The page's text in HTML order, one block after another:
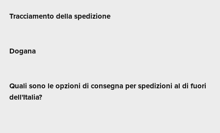
Tracciamento della spedizione
Dogana
Quali sono le opzioni di consegna per spedizioni al di fuori
dell'Italia?